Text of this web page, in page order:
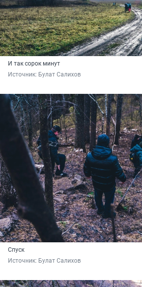
И так сорок минут
Источник: Булат Салихов
Спуск
Источник: Булат Салихов